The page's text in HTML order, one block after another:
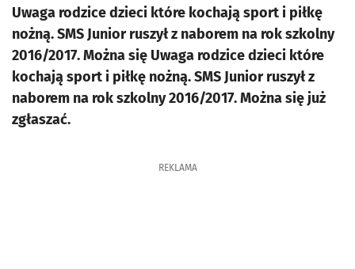
Uwaga rodzice dzieci które kochają sport i piłkę
nożną. SMS Junior ruszył z naborem na rok szkolny
2016/2017. Można się Uwaga rodzice dzieci które
kochają sport i piłkę nożną. SMS Junior ruszył z
naborem na rok szkolny 2016/2017. Można się już
zgłaszać.
REKLAMA